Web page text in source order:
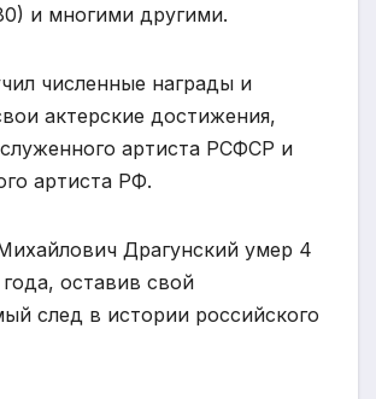
и многими другими.
численные награды и
актерские достижения,
артиста РСФСР и
артиста РФ.
Драгунский умер 4
оставив свой
след в истории российского